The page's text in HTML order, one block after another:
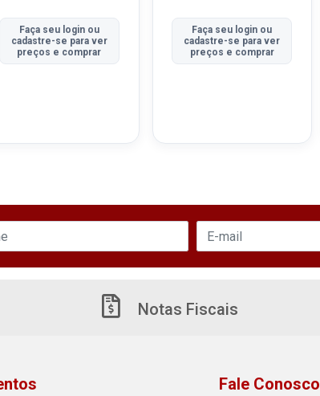
Faça seu login ou
cadastre-se para ver
preços e comprar
Faça seu login ou
cadastre-se para ver
preços e comprar
Notas Fiscais
Fale Conosco